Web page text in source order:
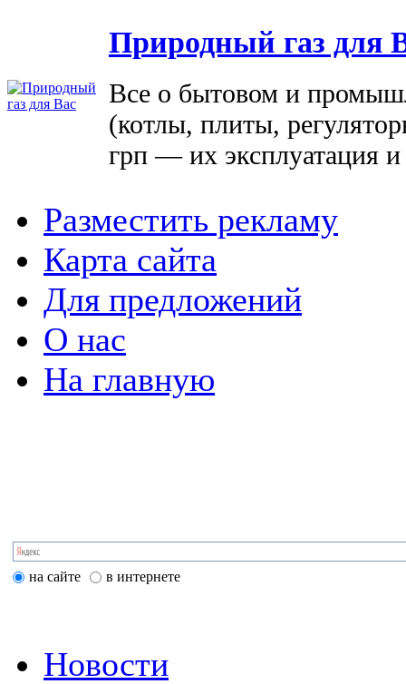
Природный газ для
Все о бытовом и
(котлы, плиты,
грп — их эксплуатация
Разместить рекламу
Карта сайта
Для предложений
О нас
На главную
на сайте в интернете
Новости